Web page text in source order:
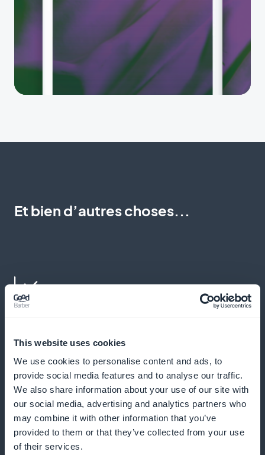
This website uses cookies
We use cookies to personalise content and ads, to
provide social media features and to analyse our traffic.
We also share information about your use of our site with
our social media, advertising and analytics partners who
may combine it with other information that you’ve
provided to them or that they’ve collected from your use
of their services.
Et bien d’autres choses...
contenu de la philosophie et de la pensée
Accédez à des analyses précises sur vos abonnés et
optimisez votre stratégie de contenu.
Widget de promotion des abonnements